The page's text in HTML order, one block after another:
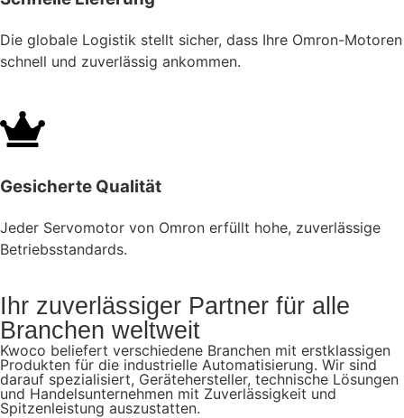
Die globale Logistik stellt sicher, dass Ihre Omron-Motoren
schnell und zuverlässig ankommen.
Gesicherte Qualität
Jeder Servomotor von Omron erfüllt hohe, zuverlässige
Betriebsstandards.
Ihr zuverlässiger Partner für alle
Branchen weltweit
Kwoco beliefert verschiedene Branchen mit erstklassigen
Produkten für die industrielle Automatisierung. Wir sind
darauf spezialisiert, Gerätehersteller, technische Lösungen
und Handelsunternehmen mit Zuverlässigkeit und
Spitzenleistung auszustatten.